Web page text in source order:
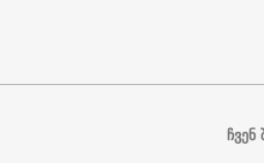
ჩვენ